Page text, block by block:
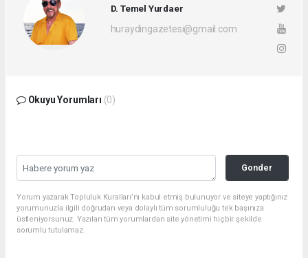
D. Temel Yurdaer
huraydingazetesi@gmail.com
Okuyu Yorumları (0)
Gonder
Yorum yazarak Topluluk Kuralları’nı kabul etmiş bulunuyor ve siteye yaptığınız
yorumunuzla ilgili doğrudan veya dolaylı tüm sorumluluğu tek başınıza
üstleniyorsunuz. Yazılan tüm yorumlardan site yönetimi hiçbir şekilde
sorumlu tutulamaz.